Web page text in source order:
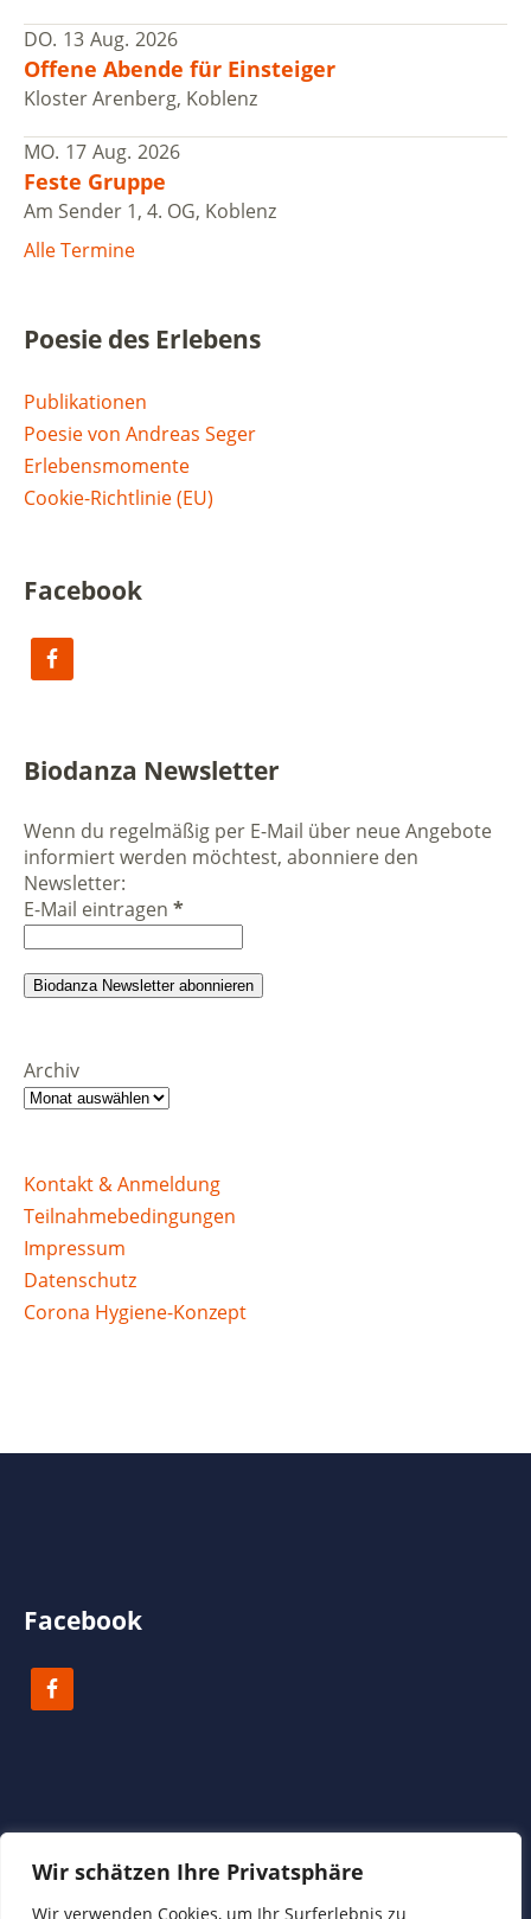
Wir schätzen Ihre Privatsphäre
Wir verwenden Cookies, um Ihr Surferlebnis zu
DO. 13 Aug. 2026
Offene Abende für Einsteiger
Kloster Arenberg, Koblenz
MO. 17 Aug. 2026
Feste Gruppe
Am Sender 1, 4. OG, Koblenz
Alle Termine
Poesie des Erlebens
Publikationen
Poesie von Andreas Seger
Erlebensmomente
Cookie-Richtlinie (EU)
Facebook
Biodanza Newsletter
Wenn du regelmäßig per E-Mail über neue Angebote
informiert werden möchtest, abonniere den
Newsletter:
E-Mail eintragen *
Archiv
Kontakt & Anmeldung
Teilnahmebedingungen
Impressum
Datenschutz
Corona Hygiene-Konzept
Facebook
Copyright 2023 Biodanza Koblenz | Reinhild Bode